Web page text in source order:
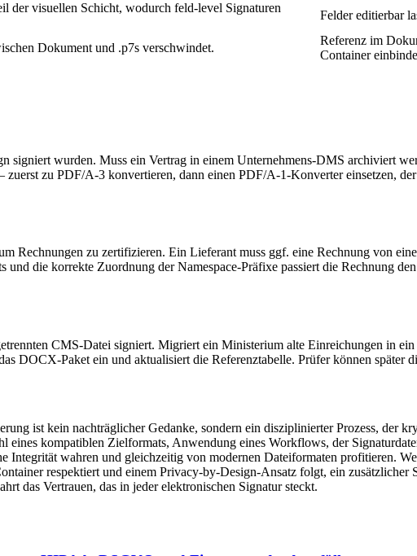
der visuellen Schicht, wodurch feld‑level Signaturen
Felder editierbar
Dokument und .p7s verschwindet.
Referenz im
Container
signiert wurden. Muss ein Vertrag in einem Unternehmens‑DMS archiviert
zu PDF/A‑3 konvertieren, dann einen PDF/A‑1‑Konverter einsetzen,
Rechnungen zu zertifizieren. Ein Lieferant muss ggf. eine Rechnung von
und die korrekte Zuordnung der Namespace‑Präfixe passiert die Rechnung
CMS‑Datei signiert. Migriert ein Ministerium alte Einreichungen in
DOCX‑Paket ein und aktualisiert die Referenztabelle. Prüfer können später
ist kein nachträglicher Gedanke, sondern ein disziplinierter Prozess, der
eines kompatiblen Zielformats, Anwendung eines Workflows, der
Integrität wahren und gleichzeitig von modernen Dateiformaten profitieren.
respektiert und einem Privacy‑by‑Design‑Ansatz folgt, ein
das Vertrauen, das in jeder elektronischen Signatur steckt.